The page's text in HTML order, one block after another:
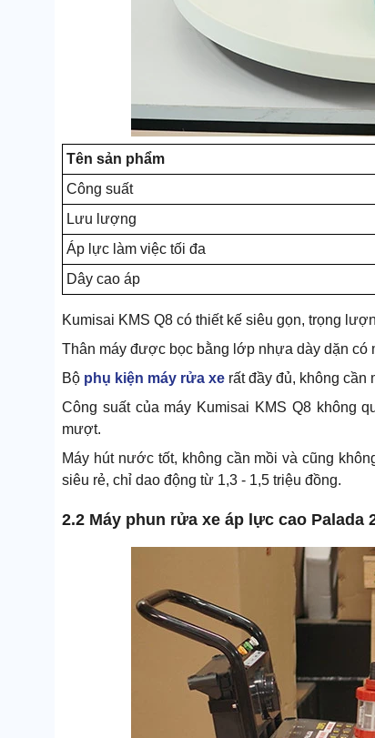
Tên sản phẩm
Công suất
Lưu lượng
Áp lực làm việc tối đa
Dây cao áp
Kumisai KMS Q8 có thiết kế siêu gọn, trọng
Thân máy được bọc bằng lớp nhựa dày dặn có
Bộ phụ kiện máy rửa xe rất đầy đủ, không cần
Công suất của máy Kumisai KMS Q8 không
mượt.
Máy hút nước tốt, không cần mồi và cũng
siêu rẻ, chỉ dao động từ 1,3 - 1,5 triệu đồng.
2.2 Máy phun rửa xe áp lực cao Palada